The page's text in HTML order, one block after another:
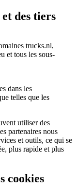
des tiers
trucks.nl,
et tous les sous-
dans les
telles que les
utiliser des
partenaires nous
et outils, ce qui se
plus rapide et plus
cookies